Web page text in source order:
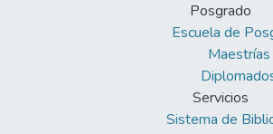
Posgrado
Escuela de
Maestrías
Servicios
Sistema de